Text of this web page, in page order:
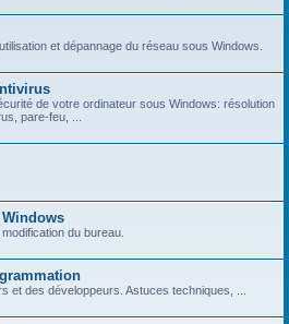
et dépannage du réseau sous Windows.
de votre ordinateur sous Windows: résolution
pare-feu, ...
du bureau.
et des développeurs. Astuces techniques, ...